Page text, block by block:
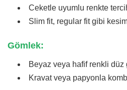
Ceketle uyumlu renkte
Slim fit, regular fit gibi
Gömlek:
Beyaz veya hafif renkli
Kravat veya papyonla